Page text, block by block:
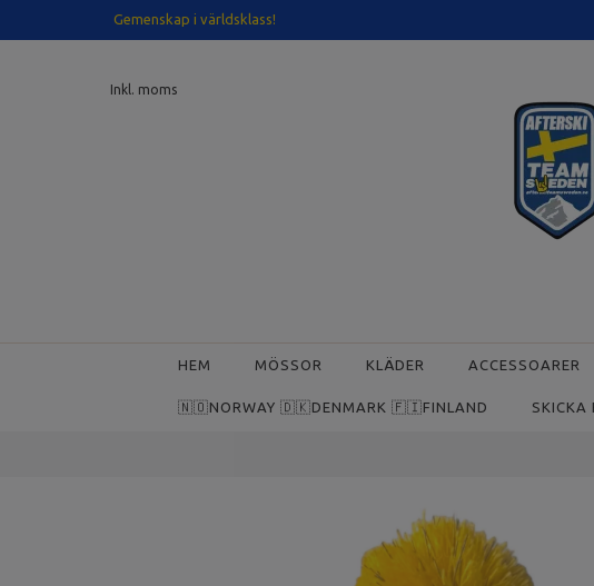
Gemenskap i världsklass!
Inkl. moms
HEM MÖSSOR KLÄDER ACCESSOARER
🇳🇴NORWAY 🇩🇰DENMARK 🇫🇮FINLAND SKICKA